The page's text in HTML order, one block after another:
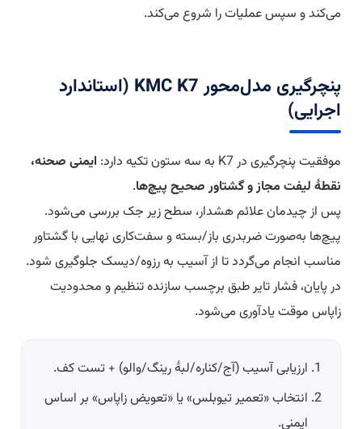
می‌کند و سپس عملیات را شروع می‌کند.
پنچرگیری مدل‌محور KMC K7 (استاندارد
اجرایی)
موفقیت پنچرگیری در K7 به سه ستون تکیه دارد:
ایمنی صحنه،
نقطهٔ لیفت مجاز و گشتاور صحیح پیچ‌ها.
پس از چیدمان علائم هشدار، سطح زیر جک بررسی می‌شود.
پیچ‌ها به‌صورت ضربدری باز/بسته و سفت‌کاری نهایی با گشتاور
مناسب انجام می‌گردد تا از آسیب به رزوه/دیسک جلوگیری شود.
در پایان، فشار تایر طبق برچسب سازنده تنظیم و محدودیت
زاپاس موقت یادآوری می‌شود.
ارزیابی آسیب (آج/کناره/لبهٔ رینگ/والو) + تست کف.
انتخاب «تعمیر تیوبلس» یا «تعویض زاپاس» بر اساس
ایمنی.